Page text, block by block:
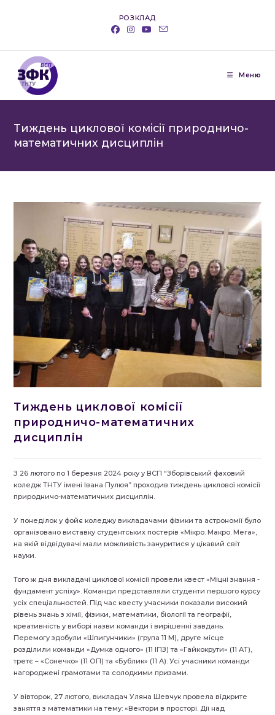
РОЗКЛАД
Меню
Тиждень циклової комісії природничо-
математичних дисциплін
Тиждень циклової комісії
природничо-математичних
дисциплін
З 26 лютого по 1 березня 2024 року у ВСП “Зборівський фаховий
коледж ТНТУ імені Івана Пулюя” проходив тиждень циклової комісії
природничо-математичних дисциплін.
У понеділок у фойє коледжу викладачами фізики та астрономії було
організовано виставку студентських постерів «Мікро. Макро. Мега»,
на якій відвідувачі мали можливість зануритися у цікавий світ
науки.
Того ж дня викладачі циклової комісії провели квест «Міцні знання ‌-
фундамент успіху». Команди представляли студенти першого курсу
усіх спеціальностей. Під час квесту учасники показали високий
рівень знань з хімії, фізики, математики, біології та географії,
креативність у виборі назви команди і вирішенні завдань.
Перемогу здобули «Шпигунчики» (група 11 М), друге місце
розділили команди «Думка одного» (11 ІПЗ) та «Гайкокрути» (11 АТ),
третє – «Сонечко» (11 ОП) та «Бублик» (11 А). Усі учасники команди
нагороджені грамотами та солодкими призами.
У вівторок, 27 лютого, викладач Уляна Шевчук провела відкрите
заняття з математики на тему: «Вектори в просторі. Дії над